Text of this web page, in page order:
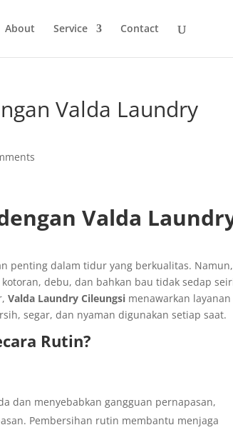
About Service Contact
Valda Laundry
Valda
penting dalam tidur yang berkualitas. Namun,
debu, dan bahkan bau tidak sedap
Valda Laundry Cileungsi menawarkan
segar, dan nyaman digunakan setiap saat.
Rutin?
dan menyebabkan gangguan pernapasan,
Pembersihan rutin membantu menjaga